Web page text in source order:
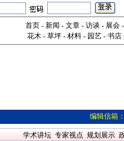
首页- 新闻 - 文章- 访谈 - 展会
花木- 草坪- 材料- 园艺- 书店
编辑信箱
学术讲坛 专家视点 规划展示